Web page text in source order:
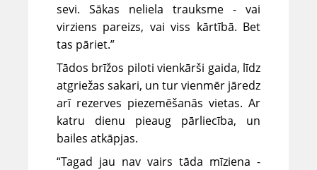
sevi. Sākas neliela trauksme - vai
virziens pareizs, vai viss kārtībā. Bet
tas pāriet.”
Tādos brīžos piloti vienkārši gaida, līdz
atgriežas sakari, un tur vienmēr jāredz
arī rezerves piezemēšanās vietas. Ar
katru dienu pieaug pārliecība, un
bailes atkāpjas.
“Tagad jau nav vairs tāda mīziena -